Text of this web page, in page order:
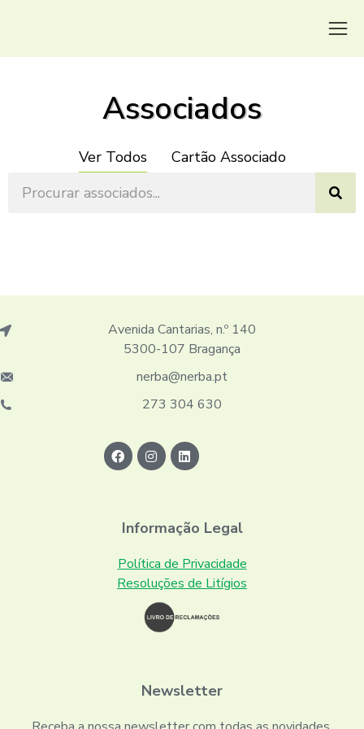
Associados
Ver Todos Cartão Associado
Avenida Cantarias, n.º 140
5300-107 Bragança
nerba@nerba.pt
273 304 630
Informação Legal
Política de Privacidade
Resoluções de Litígios
Newsletter